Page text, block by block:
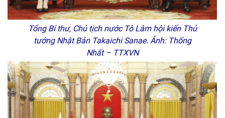
Tổng Bí thư, Chủ tịch nước Tô Lâm hội kiến Thủ
tướng Nhật Bản Takaichi Sanae. Ảnh: Thống
Nhất – TTXVN